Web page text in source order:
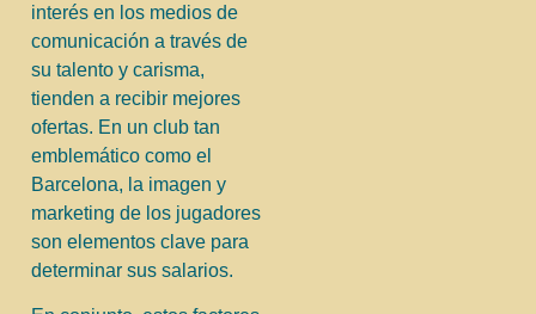
interés en los medios de
comunicación a través de
su talento y carisma,
tienden a recibir mejores
ofertas. En un club tan
emblemático como el
Barcelona, la imagen y
marketing de los jugadores
son elementos clave para
determinar sus salarios.